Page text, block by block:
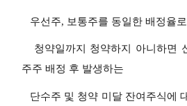
우선주, 보통주를 동일한 배정율
청약일까지 청약하지 아니하면
주주 배정 후 발생하는
단수주 및 청약 미달 잔여주식에